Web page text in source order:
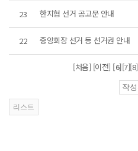
23
한지협 선거 공고문 안내
22
중앙회장 선거 등 선거권 안내
[처음] [이전] [6][7][8]